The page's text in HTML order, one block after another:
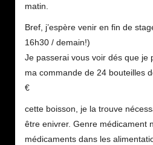
matin.
Bref, j’espère venir en fin de
16h30 / demain!)
Je passerai vous voir dés que je
ma commande de 24 bouteilles
€
cette boisson, je la trouve
être enivrer. Genre médicament
médicaments dans les